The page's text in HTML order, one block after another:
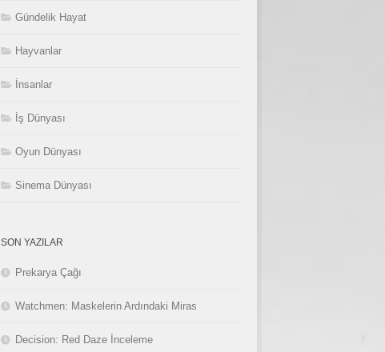
Gündelik Hayat
Hayvanlar
İnsanlar
İş Dünyası
Oyun Dünyası
Sinema Dünyası
SON YAZILAR
Prekarya Çağı
Watchmen: Maskelerin Ardındaki Miras
Decision: Red Daze İnceleme